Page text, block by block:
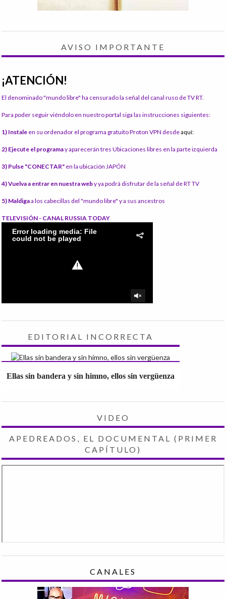
AVISO IMPORTANTE
¡ATENCIÓN!
El denominado "mundo libre" ha censurado la señal del canal ruso de TV RT.
Para poder seguir viéndolo en nuestro portal siga las instrucciones siguientes:
1) Instale en su ordenador el programa gratuito Proton VPN desdeaquí:
2) Ejecute el programay aparecerán tres Ubicaciones libres en la parte izquierda
3) Pulse "CONECTAR" en la ubicación JAPÓN
4) Vuelva a entrar en nuestra weby ya podrá disfrutar de la señal de RT TV
5) Maldigaa los cabecillas del "mundo libre" y a sus ancestros
TELEVISIÓN - CANAL RUSSIA TODAY
EDITORIAL INCORRECTA
Ellas sin bandera y sin himno, ellos sin vergüenza
VIDEO
APEDREADOS, EL DOCUMENTAL (PRIMER
CAPÍTULO)
CANALES